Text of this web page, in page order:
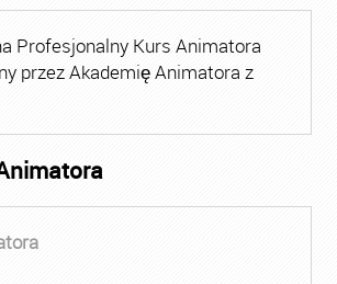
Profesjonalny Kurs Animatora
przez Akademię Animatora z